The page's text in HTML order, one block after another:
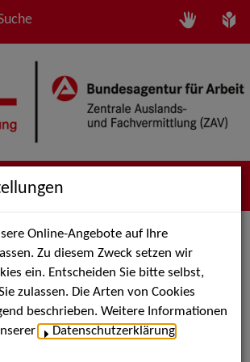
als PDF speichern
legen
Online-Angebote auf Ihre
Zu diesem Zweck setzen wir
ein. Entscheiden Sie bitte selbst,
zulassen. Die Arten von Cookies
beschrieben. Weitere Informationen
Datenschutzerklärung